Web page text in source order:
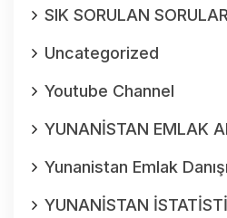
SIK SORULAN SORULAR
Uncategorized
Youtube Channel
YUNANİSTAN EMLAK
Yunanistan Emlak
YUNANİSTAN